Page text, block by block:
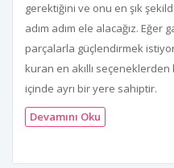
gerektiğini ve onu en şık
adım adım ele alacağız.
parçalarla güçlendirmek
kuran en akıllı
içinde ayrı bir yere sahiptir.
Devamını Oku